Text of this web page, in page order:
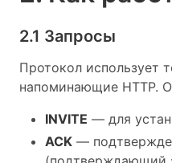
2.1 Запросы
Протокол использует
напоминающие HTTP.
INVITE — для
ACK —